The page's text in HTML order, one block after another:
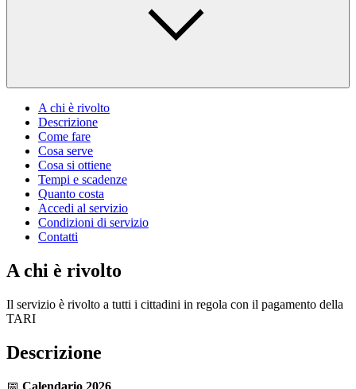
A chi è rivolto
Descrizione
Come fare
Cosa serve
Cosa si ottiene
Tempi e scadenze
Quanto costa
Accedi al servizio
Condizioni di servizio
Contatti
A chi è rivolto
Il servizio è rivolto a tutti i cittadini in regola con il pagamento della
TARI
Descrizione
📅 Calendario 2026